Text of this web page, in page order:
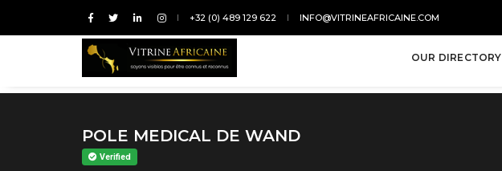
+32 (0) 489 129 622 INFO@VITRINEAFRICAINE.COM
OUR DIRECTORY
POLE MEDICAL DE WAND
Verified